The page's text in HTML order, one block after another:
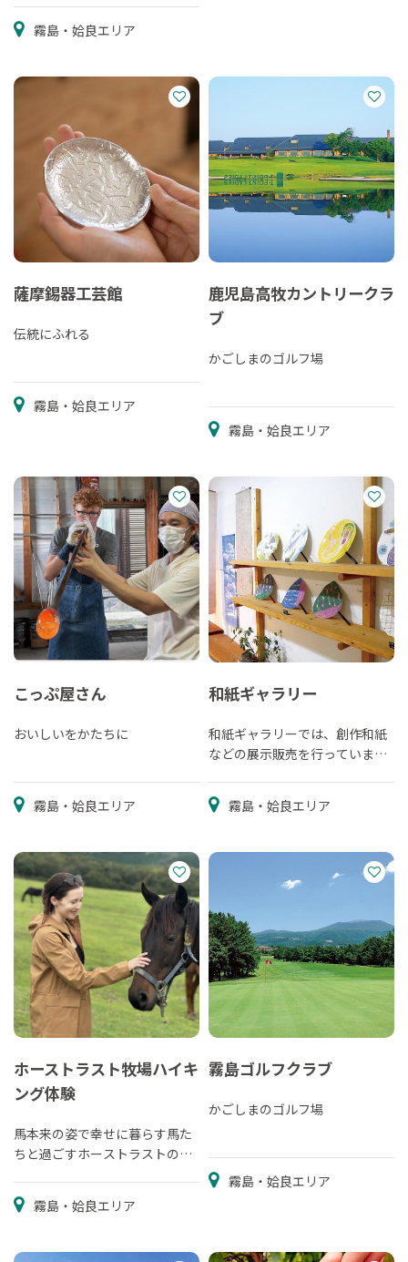
霧島・姶良エリア
薩摩錫器工芸館
伝統にふれる
霧島・姶良エリア
鹿児島高牧カントリークラ
ブ
かごしまのゴルフ場
霧島・姶良エリア
こっぷ屋さん
おいしいをかたちに
霧島・姶良エリア
和紙ギャラリー
和紙ギャラリーでは、創作和紙
などの展示販売を行っていま
霧島・姶良エリア
ホーストラスト牧場ハイキ
ング体験
馬本来の姿で幸せに暮らす馬た
ちと過ごすホーストラストの楽
霧島・姶良エリア
霧島ゴルフクラブ
かごしまのゴルフ場
霧島・姶良エリア